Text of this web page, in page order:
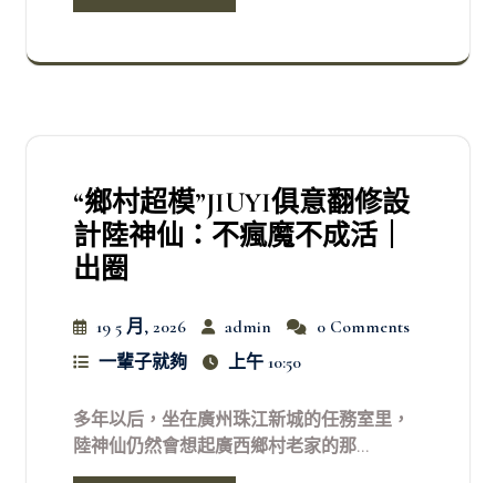
“鄉村超模”JIUYI俱意翻修設
計陸神仙：不瘋魔不成活｜
出圈
19 5 月, 2026 admin
0 Comments
一輩子就夠
上午 10:50
多年以后，坐在廣州珠江新城的任務室里，
陸神仙仍然會想起廣西鄉村老家的那...